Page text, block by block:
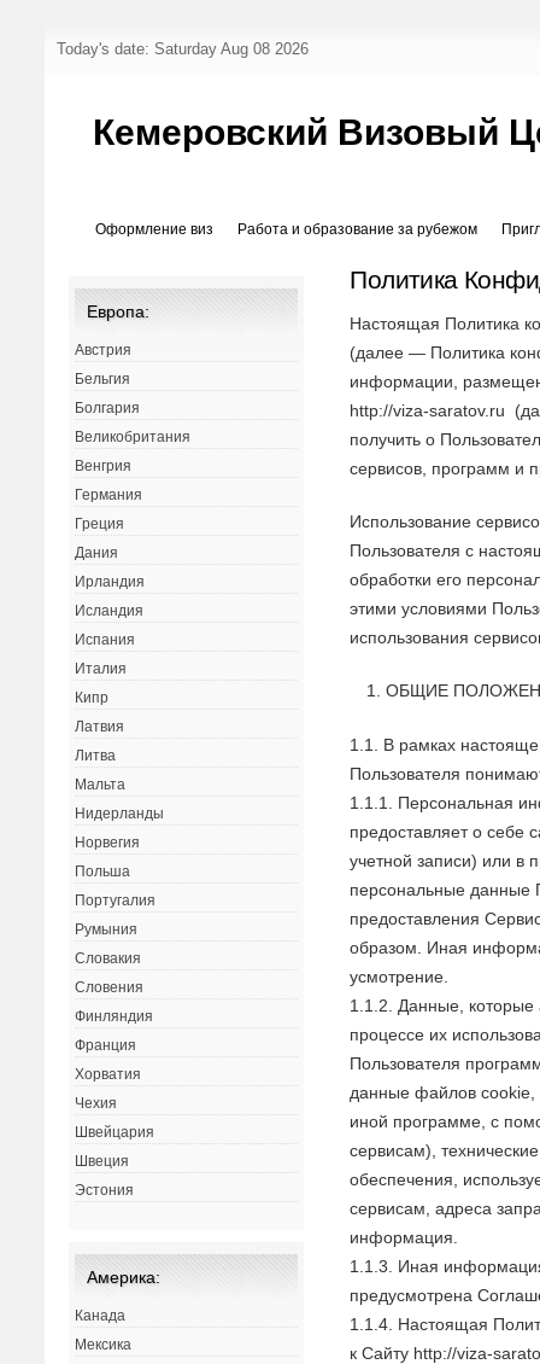
Today's date: Saturday Aug 08 2026
Кемеровский Визовый
Оформление виз Работа и образование за рубежом
Политика
Настоящая Политика
(далее — Политика
информации,
http://viza-saratov.ru
получить о
сервисов, программ и
Использование
Пользователя с
обработки его
этими условиями
использования
ОБЩИЕ
1.1. В рамках
Пользователя
1.1.1. Персональная
предоставляет о себе
учетной записи) или в
персональные данные
предоставления
образом. Иная
усмотрение.
1.1.2. Данные, которые
процессе их
Пользователя
данные файлов cookie,
иной программе, с
сервисам),
обеспечения,
сервисам, адреса
информация.
1.1.3. Иная
предусмотрена
1.1.4. Настоящая
к Сайту http://viza-
Европа:
Австрия
Бельгия
Болгария
Великобритания
Венгрия
Германия
Греция
Дания
Ирландия
Исландия
Испания
Италия
Кипр
Латвия
Литва
Мальта
Нидерланды
Норвегия
Польша
Португалия
Румыния
Словакия
Словения
Финляндия
Франция
Хорватия
Чехия
Швейцария
Швеция
Эстония
Америка:
Канада
Мексика